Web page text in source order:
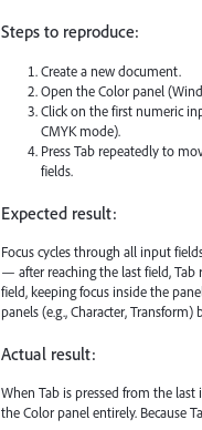
Steps to reproduce:
Create a new document.
Open the Color panel
Click on the first numeric
CMYK mode).
Press Tab repeatedly to
fields.
Expected result:
Focus cycles through all input
— after reaching the last field, Tab
field, keeping focus inside the
panels (e.g., Character, Transform)
Actual result:
When Tab is pressed from the last
the Color panel entirely. Because